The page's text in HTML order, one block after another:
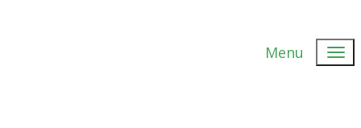
Menu